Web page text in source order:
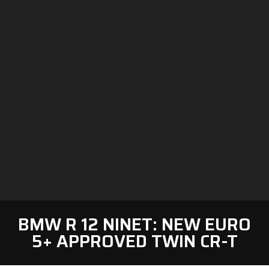
BMW R 12 NINET: NEW EURO
5+ APPROVED TWIN CR-T